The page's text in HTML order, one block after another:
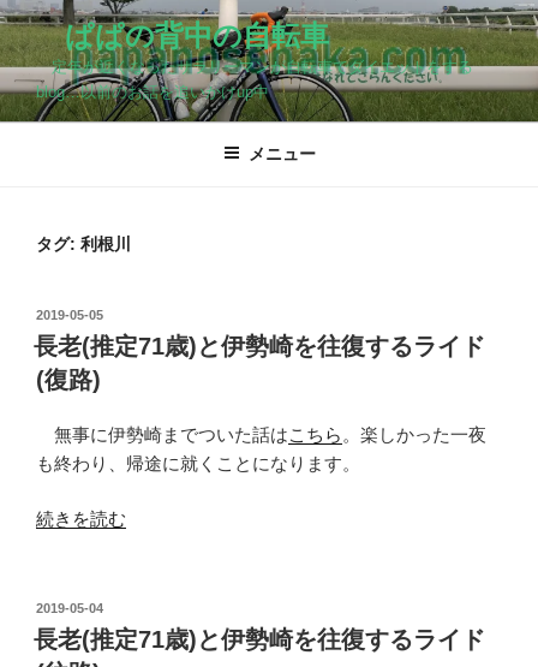
コ
ン
テ
ン
ツ
ぱぱの背中の自転車
定年が近くなったサラリーマンが自転車でダイエットをする
blog…以前のお話を追いかけup中
メニュー
タグ: 利根川
投
稿
日:
2019-05-05
長老(推定71歳)と伊勢崎を往復するライド
(復路)
無事に伊勢崎までついた話はこちら 。楽しかった一夜
も終わり、帰途に就くことになります。
“長
定
71
歳)
続きを読む
投
稿
日:
2019-05-04
長老(推定71歳)と伊勢崎を往復するライド